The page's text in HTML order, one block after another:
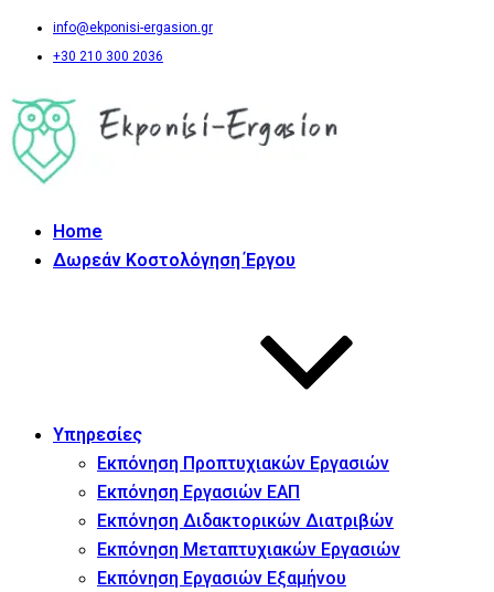
info@ekponisi-ergasion.gr
+30 210 300 2036
Home
Δωρεάν Κοστολόγηση Έργου
Υπηρεσίες
Εκπόνηση Προπτυχιακών Εργασιών
Εκπόνηση Εργασιών ΕΑΠ
Εκπόνηση Διδακτορικών Διατριβών
Εκπόνηση Μεταπτυχιακών Εργασιών
Εκπόνηση Εργασιών Εξαμήνου